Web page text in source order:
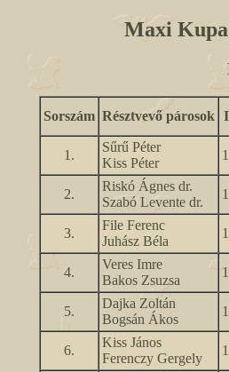
Maxi Kupa
Sorszám Résztvevő párosok
1.
Sűrű Péter
Kiss Péter
2.
Riskó Ágnes dr.
Szabó Levente dr.
3.
File Ferenc
Juhász Béla
4.
Veres Imre
Bakos Zsuzsa
5.
Dajka Zoltán
Bogsán Ákos
6.
Kiss János
Ferenczy Gergely